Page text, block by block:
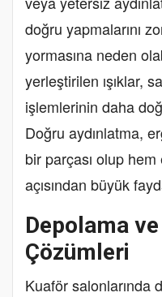
doğru yapmalarını
yormasına neden
yerleştirilen ışıklar,
işlemlerinin daha
Doğru aydınlatma,
bir parçası olup
açısından büyük
Depolama
Çözümleri
Kuaför salonlarında